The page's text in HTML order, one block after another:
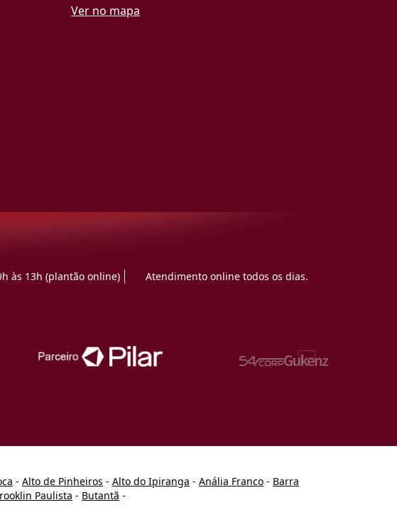
Ver no mapa
às 13h (plantão online) Atendimento online todos os dias.
- Alto de Pinheiros - Alto do Ipiranga - Anália Franco - Barra
Paulista - Butantã -